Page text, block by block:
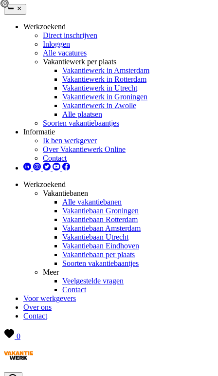
Werkzoekend
Direct inschrijven
Inloggen
Alle vacatures
Vakantiewerk per plaats
Vakantiewerk in Amsterdam
Vakantiewerk in Rotterdam
Vakantiewerk in Utrecht
Vakantiewerk in Groningen
Vakantiewerk in Zwolle
Alle plaatsen
Soorten vakantiebaantjes
Informatie
Ik ben werkgever
Over Vakantiewerk Online
Contact
Werkzoekend
Vakantiebanen
Alle vakantiebanen
Vakantiebaan Groningen
Vakantiebaan Rotterdam
Vakantiebaan Amsterdam
Vakantiebaan Utrecht
Vakantiebaan Eindhoven
Vakantiebaan per plaats
Soorten vakantiebaantjes
Meer
Veelgestelde vragen
Contact
Voor werkgevers
Over ons
Contact
0